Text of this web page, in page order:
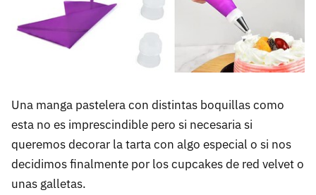
Una manga pastelera con distintas boquillas como
esta no es imprescindible pero si necesaria si
queremos decorar la tarta con algo especial o si nos
decidimos finalmente por los cupcakes de red velvet o
unas galletas.